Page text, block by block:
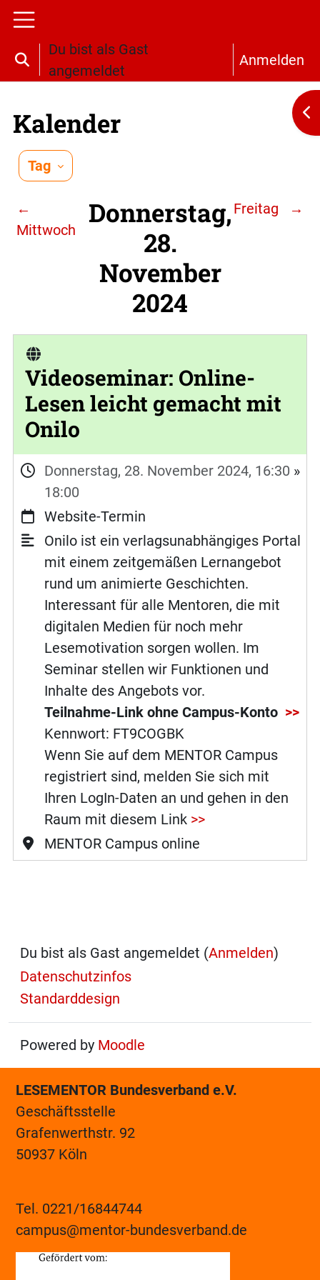
Zum Hauptinhalt
Website-Übersicht
Sucheingabe umschalten
Du bist als Gast
angemeldet
Anmelden
Kalender
Tag
←
Mittwoch
Donnerstag,
28.
November
2024
Freitag →
Videoseminar: Online-
Lesen leicht gemacht mit
Onilo
Donnerstag, 28. November 2024, 16:30 »
18:00
Website-Termin
Onilo ist ein verlagsunabhängiges Portal
mit einem zeitgemäßen Lernangebot
rund um animierte Geschichten.
Interessant für alle Mentoren, die mit
digitalen Medien für noch mehr
Lesemotivation sorgen wollen. Im
Seminar stellen wir Funktionen und
Inhalte des Angebots vor.
Teilnahme-Link ohne Campus-Konto >>
Kennwort: FT9COGBK
Wenn Sie auf dem MENTOR Campus
registriert sind, melden Sie sich mit
Ihren LogIn-Daten an und gehen in den
Raum mit diesem Link >>
MENTOR Campus online
Du bist als Gast angemeldet (Anmelden)
Datenschutzinfos
Standarddesign
Powered by Moodle
LESEMENTOR Bundesverband e.V.
Geschäftsstelle
Grafenwerthstr. 92
50937 Köln
Tel. 0221/16844744
campus@mentor-bundesverband.de